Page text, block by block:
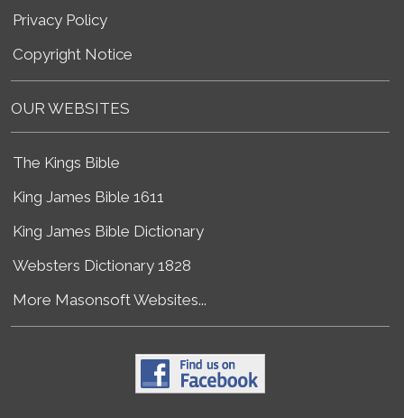
Privacy Policy
Copyright Notice
OUR WEBSITES
The Kings Bible
King James Bible 1611
King James Bible Dictionary
Websters Dictionary 1828
More Masonsoft Websites...